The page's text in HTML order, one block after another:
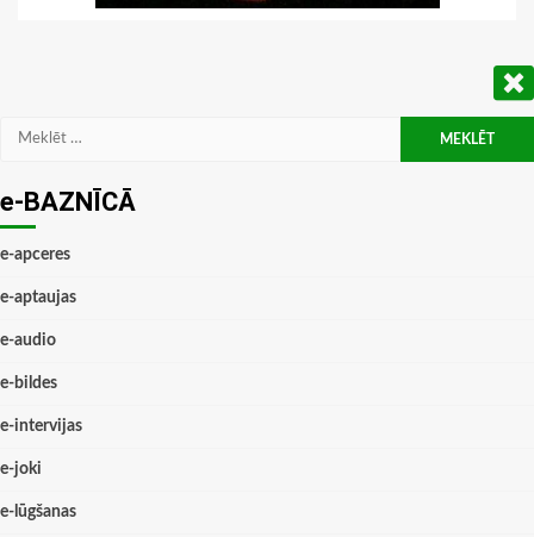
Meklēt:
e-BAZNĪCĀ
e-apceres
e-aptaujas
e-audio
e-bildes
e-intervijas
e-joki
e-lūgšanas